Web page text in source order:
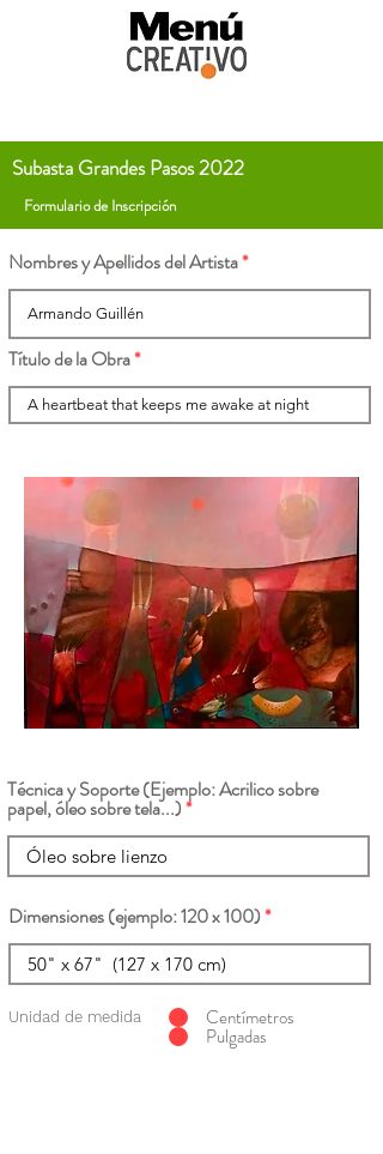
Subasta Grandes Pasos 2022
Formulario de Inscripción
Nombres y Apellidos del Artista
Título de la Obra
Técnica y Soporte (Ejemplo: Acrilico sobre
papel, óleo sobre tela...)
Dimensiones (ejemplo: 120 x 100)
Unidad de medida Centímetros
Pulgadas